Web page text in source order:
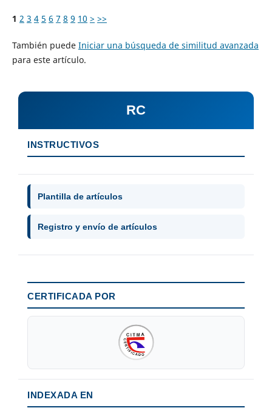
1 2 3 4 5 6 7 8 9 10 > >>
También puede Iniciar una búsqueda de similitud avanzada
para este artículo.
RC
INSTRUCTIVOS
Plantilla de artículos
Registro y envío de artículos
CERTIFICADA POR
INDEXADA EN